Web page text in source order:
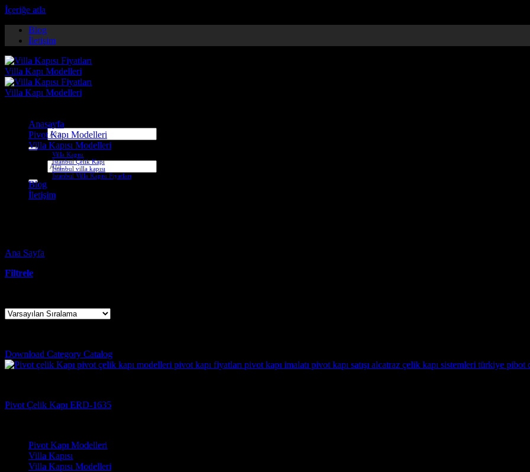
İçeriğe atla
Blog
İletişim
Ara:
Anasayfa
Pivot Kapı Modelleri
Villa Kapısı Modelleri
Villa Kapısı
İstanbul Çelik Kapı
İstanbul villa kapısı
İstanbul Villa Kapısı Fiyatları
Blog
İletişim
Ana Sayfa
Filtrele
Download Category Catalog
Pivot Çelik Kapı ERD-1635
Pivot Kapı Modelleri
Villa Kapısı
Villa Kapısı Modelleri